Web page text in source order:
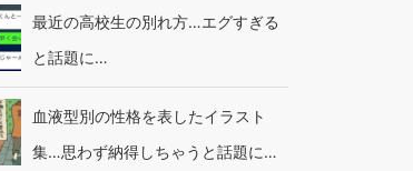
最近の高校生の別れ方…エグすぎる
と話題に…
血液型別の性格を表したイラスト
集…思わず納得しちゃうと話題に…